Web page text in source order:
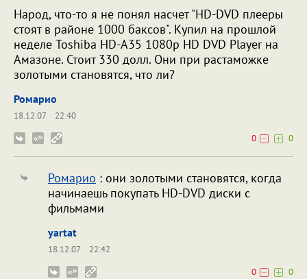
Народ, что-то я не понял насчет "HD-DVD плееры
стоят в районе 1000 баксов". Купил на прошлой
неделе Toshiba HD-A35 1080p HD DVD Player на
Амазоне. Стоит 330 долл. Они при растаможке
золотыми становятся, что ли?
Ромарио
18.12.07
22:40
0
0
Ромарио : они золотыми становятся, когда
начинаешь покупать HD-DVD диски с
фильмами
yartat
18.12.07
22:42
0
0